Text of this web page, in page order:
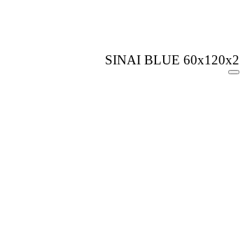
SINAI BLUE 60x120x2